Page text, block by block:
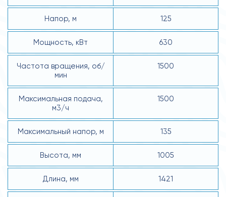
Напор, м 125
Мощность, кВт 630
Частота вращения, об/
мин
1500
Максимальная подача,
м3/ч
1500
Максимальный напор, м 135
Высота, мм 1005
Длина, мм 1421